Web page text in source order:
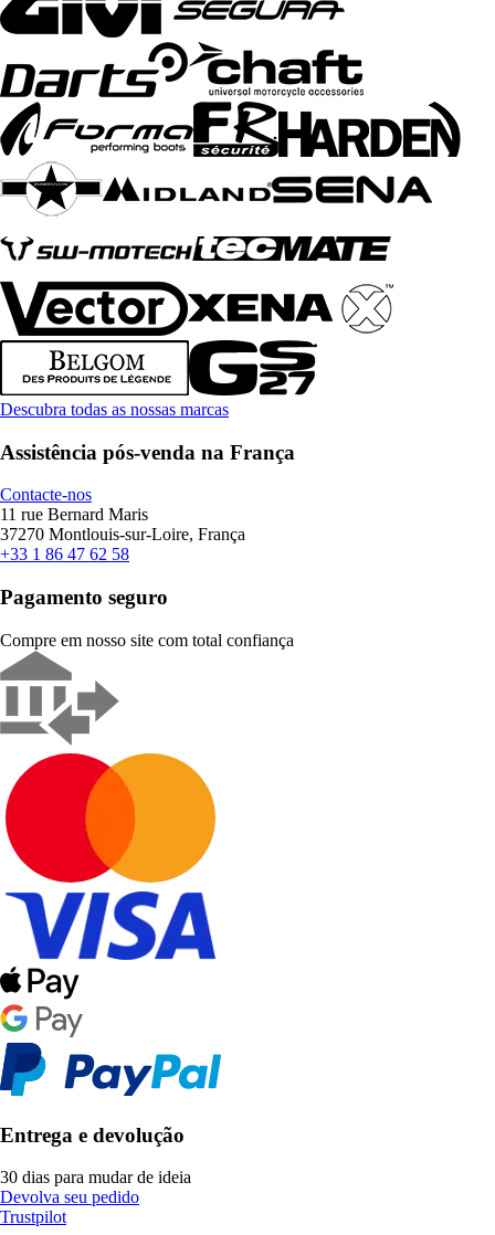
Descubra todas as nossas marcas
Assistência pós-venda na França
Contacte-nos
11 rue Bernard Maris
37270 Montlouis-sur-Loire, França
+33 1 86 47 62 58
Pagamento seguro
Compre em nosso site com total confiança
Entrega e devolução
30 dias para mudar de ideia
Devolva seu pedido
Trustpilot